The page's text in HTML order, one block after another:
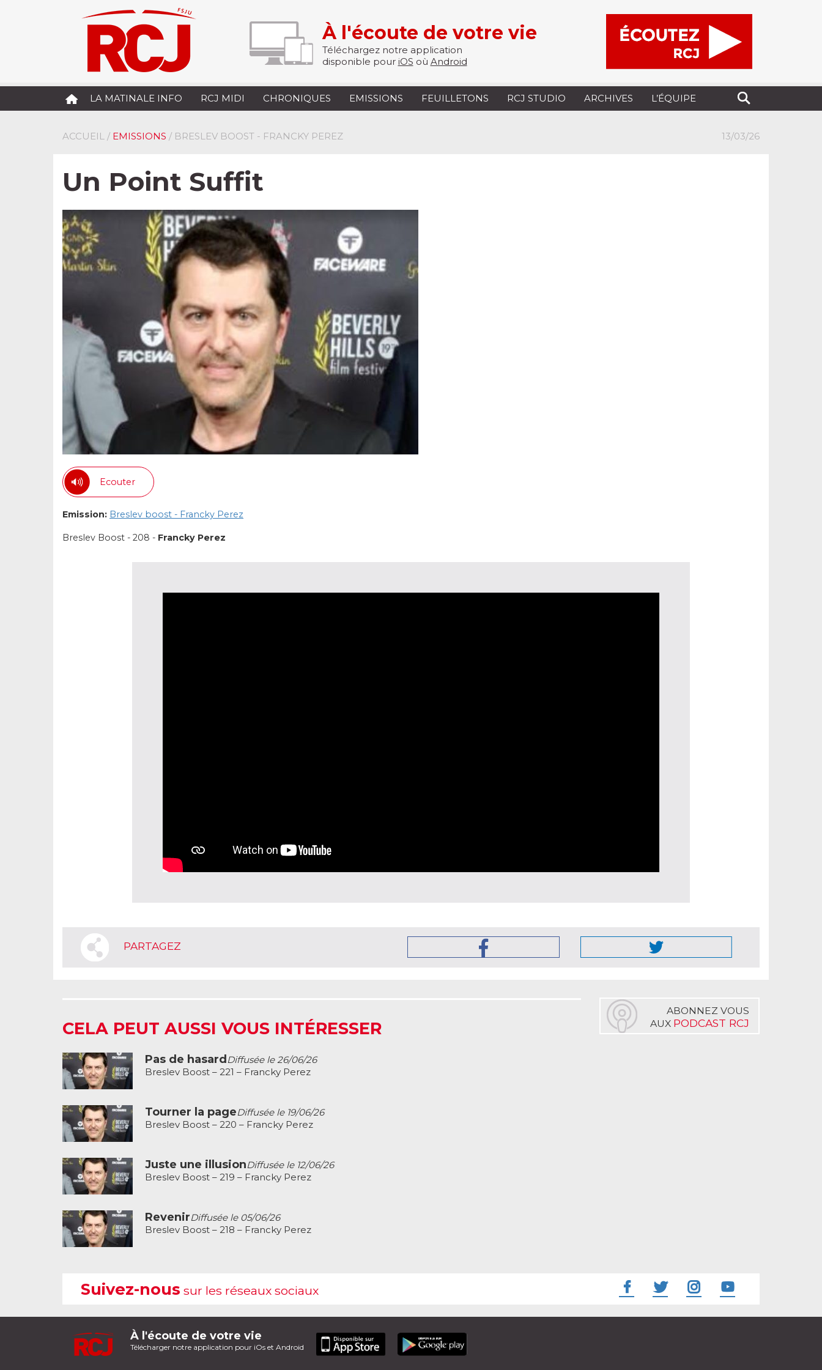
À l'écoute de votre vie
Téléchargez notre application
disponible pour iOS où Android
LA MATINALE INFO RCJ MIDI CHRONIQUES EMISSIONS FEUILLETONS RCJ STUDIO ARCHIVES L’ÉQUIPE
ACCUEIL / EMISSIONS / BRESLEV BOOST - FRANCKY PEREZ 13/03/26
Un Point Suffit
Ecouter
Emission: Breslev boost - Francky Perez
Breslev Boost - 208 - Francky Perez
PARTAGEZ
CELA PEUT AUSSI VOUS INTÉRESSER
Pas de hasard Diffusée le 26/06/26
Breslev Boost – 221 – Francky Perez
Tourner la pageDiffusée le 19/06/26
Breslev Boost – 220 – Francky Perez
Juste une illusionDiffusée le 12/06/26
Breslev Boost – 219 – Francky Perez
RevenirDiffusée le 05/06/26
Breslev Boost – 218 – Francky Perez
ABONNEZ VOUS
AUX PODCAST RCJ
Suivez-nous sur les réseaux sociaux
À l'écoute de votre vie
Télécharger notre application pour iOs et Android